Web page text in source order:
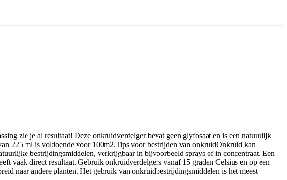
zie je al resultaat! Deze onkruidverdelger bevat geen glyfosaat en is een natuurlijk
225 ml is voldoende voor 100m2.Tips voor bestrijden van onkruidOnkruid kan
bestrijdingsmiddelen, verkrijgbaar in bijvoorbeeld sprays of in concentraat. Een
vaak direct resultaat. Gebruik onkruidverdelgers vanaf 15 graden Celsius en op een
naar andere planten. Het gebruik van onkruidbestrijdingsmiddelen is het meest